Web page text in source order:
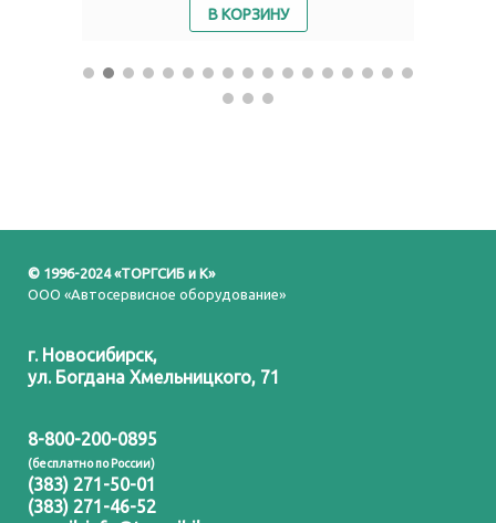
В КОРЗИНУ
© 1996-2024 «ТОРГСИБ и К»
ООО «Автосервисное оборудование»
г. Новосибирск,
ул. Богдана Хмельницкого, 71
8-800-200-0895
(бесплатно по России)
(383) 271-50-01
(383) 271-46-52